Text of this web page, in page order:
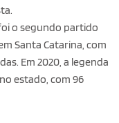
o segundo partido
Santa Catarina, com
Em 2020, a legenda
estado, com 96